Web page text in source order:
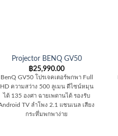
Projector BENQ GV50
฿25,990.00
BenQ GV50 โปรเจคเตอร์พกพา Full
HD ความสว่าง 500 ลูเมน ดีไซน์หมุน
ได้ 135 องศา ฉายเพดานได้ รองรับ
TV ลำโพง 2.1 แชนเนล เสียง
กระหึ่มพกพาง่าย